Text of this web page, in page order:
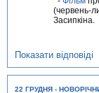
(червень-
Засипкіна.
Показати відповіді
22 ГРУДНЯ -